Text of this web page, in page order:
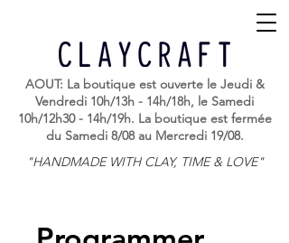
"HANDMADE WITH CLAY, TIME & LOVE"
AOUT: La boutique est ouverte le Jeudi &
Vendredi 10h/13h - 14h/18h, le Samedi
10h/12h30 - 14h/19h. La boutique est fermée
du Samedi 8/08 au Mercredi 19/08.